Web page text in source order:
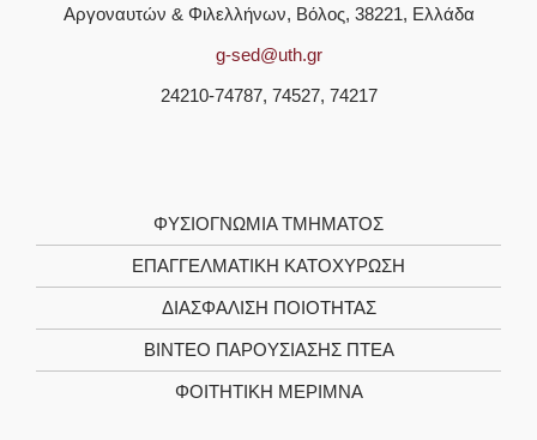
Αργοναυτών & Φιλελλήνων, Βόλος, 38221, Ελλάδα
g-sed@uth.gr
24210-74787, 74527, 74217
ΦΥΣΙΟΓΝΩΜΊΑ ΤΜΉΜΑΤΟΣ
ΕΠΑΓΓΕΛΜΑΤΙΚΉ ΚΑΤΟΧΎΡΩΣΗ
ΔΙΑΣΦΆΛΙΣΗ ΠΟΙΌΤΗΤΑΣ
ΒΊΝΤΕΟ ΠΑΡΟΥΣΊΑΣΗΣ ΠΤΕΑ
ΦΟΙΤΗΤΙΚΉ ΜΈΡΙΜΝΑ